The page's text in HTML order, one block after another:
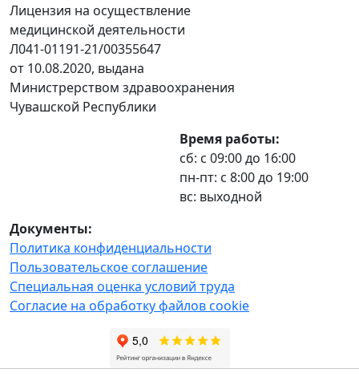
Лицензия на осуществление
медицинской деятельности
Л041-01191-21/00355647
от 10.08.2020, выдана
Министрерством здравоохранения
Чувашской Республики
Время работы:
сб: с 09:00 до 16:00
пн-пт: с 8:00 до 19:00
вс: выходной
Документы:
Политика конфиденциальности
Пользовательское соглашение
Специальная оценка условий труда
Согласие на обработку файлов cookie